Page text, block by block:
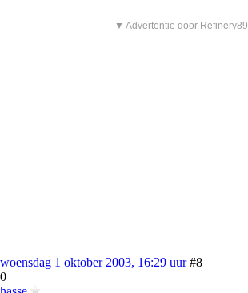
▼ Advertentie door Refinery89
woensdag 1 oktober 2003, 16:29 uur #8
0